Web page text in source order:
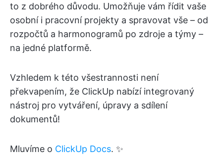
to z dobrého důvodu. Umožňuje vám řídit vaše
osobní i pracovní projekty a spravovat vše – od
rozpočtů a harmonogramů po zdroje a týmy –
na jedné platformě.
Vzhledem k této všestrannosti není
překvapením, že ClickUp nabízí integrovaný
nástroj pro vytváření, úpravy a sdílení
dokumentů!
Mluvíme o ClickUp Docs. ✨